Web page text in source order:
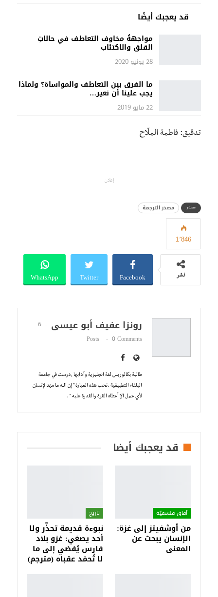
قد يعجبك أيضًا
مواجهةُ مخاوف التعاطف في حالاتِ
القلق والاكتئاب
28 يونيو 2020
ما الفرق بين التعاطف والمواساة؟ ولماذا
يجب علينا أن نعير…
22 مايو 2019
تدقيق: فاطمة الملّاح
إعلان
مصدر مصدر الترجمة
1٬846
نشر Facebook
Twitter
WhatsApp
رونزا عفيف أبو عيسى
6
Posts
0 Comments
طالبة بكالوريس لغة انجليزية وآدابها ,درست في جامعة
البلقاء التطبيقية .تحب هذه العبارة " إن الله ما مهد لإنسان
لأي عمل الإ أعطاه القوة والقدرة عليه " .
قد يعجبك أيضا
آفاق فلسفيّة‎
من أوشفيتز إلى غزة:
الإنسان يبحث عن
المعنى
تاريخ
نبوءة قديمة تحذِّر ولا
أحد يصغي: غزو بلاد
فارس يُفضي إلى ما
لا تُحمَد عقباه (مترجم)